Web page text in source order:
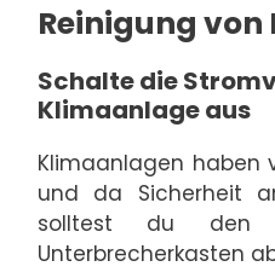
Reinigung
Schalte die
Klimaanlage aus
Klimaanlagen haben
und da Sicherheit
solltest du den
Unterbrecherkasten